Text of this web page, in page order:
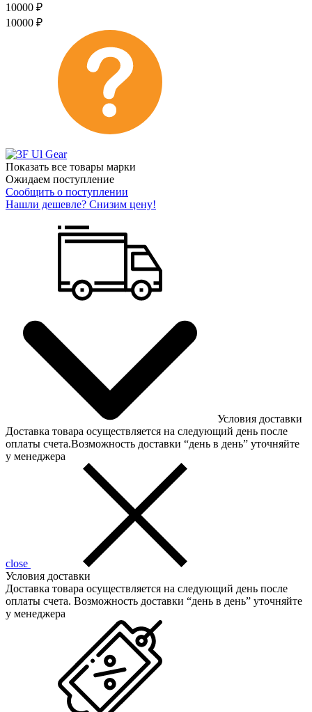
10000 ₽
10000 ₽
Показать все товары марки
Ожидаем поступление
Сообщить о поступлении
Нашли дешевле? Снизим цену!
Условия доставки
Доставка товара осуществляется на следующий день после
оплаты счета.Возможность доставки “день в день” уточняйте
у менеджера
close
Условия доставки
Доставка товара осуществляется на следующий день после
оплаты счета. Возможность доставки “день в день” уточняйте
у менеджера